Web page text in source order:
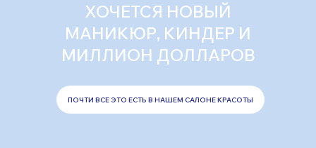
ХОЧЕТСЯ НОВЫЙ
МАНИКЮР, КИНДЕР И
МИЛЛИОН ДОЛЛАРОВ
ПОЧТИ ВСЕ ЭТО ЕСТЬ В НАШЕМ САЛОНЕ КРАСОТЫ